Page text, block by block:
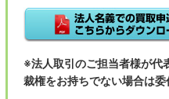
※法人取引のご担当者様が代
裁権をお持ちでない場合は委